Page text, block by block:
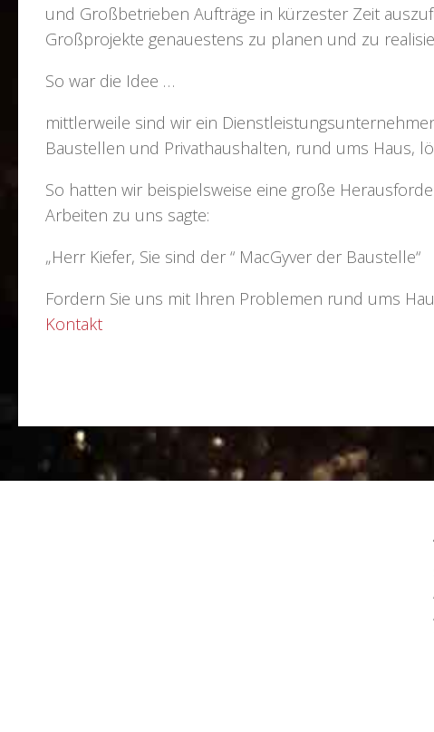
und Großbetrieben Aufträge in kürzester Zeit
Großprojekte genauestens zu planen und zu
So war die Idee …
mittlerweile sind wir ein
Baustellen und Privathaushalten, rund ums Haus,
So hatten wir beispielsweise eine große
Arbeiten zu uns sagte:
„Herr Kiefer, Sie sind der “ MacGyver der Baustelle“
Fordern Sie uns mit Ihren Problemen rund ums
Kontakt